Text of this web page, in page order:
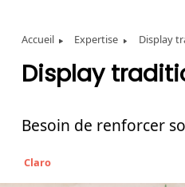
Accueil Expertise Display
Display
Besoin de renforcer
Claro